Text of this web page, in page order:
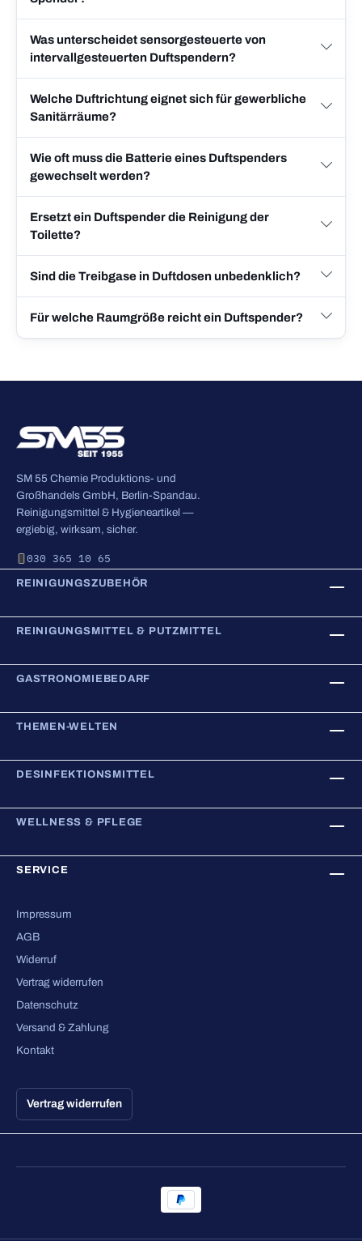
Was unterscheidet sensorgesteuerte von
intervallgesteuerten Duftspendern?
Welche Duftrichtung eignet sich für gewerbliche
Sanitärräume?
Wie oft muss die Batterie eines Duftspenders
gewechselt werden?
Ersetzt ein Duftspender die Reinigung der
Toilette?
Sind die Treibgase in Duftdosen unbedenklich?
Für welche Raumgröße reicht ein Duftspender?
SM 55 Chemie Produktions- und
Großhandels GmbH, Berlin-Spandau.
Reinigungsmittel & Hygieneartikel —
ergiebig, wirksam, sicher.
030 365 10 65
REINIGUNGSZUBEHÖR
REINIGUNGSMITTEL & PUTZMITTEL
GASTRONOMIEBEDARF
THEMEN-WELTEN
DESINFEKTIONSMITTEL
WELLNESS & PFLEGE
SERVICE
Impressum
AGB
Widerruf
Vertrag widerrufen
Datenschutz
Versand & Zahlung
Kontakt
Vertrag widerrufen